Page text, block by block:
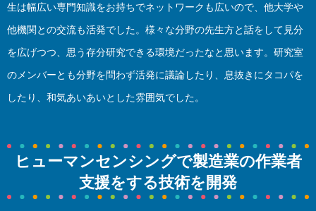
生は幅広い専門知識をお持ちでネットワークも広いので、他大学や
他機関との交流も活発でした。様々な分野の先生方と話をして見分
を広げつつ、思う存分研究できる環境だったなと思います。研究室
のメンバーとも分野を問わず活発に議論したり、息抜きにタコパを
したり、和気あいあいとした雰囲気でした。
ヒューマンセンシングで製造業の作業者
支援をする技術を開発